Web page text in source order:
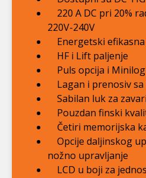
220 A DC pri 20%
220V-240V
Energetski efikasna
HF i Lift paljenje
Puls opcija i
Lagan i prenosiv sa
Sabilan luk za
Pouzdan finski
Četiri memorijska
Opcije daljinskog
nožno upravljanje
LCD u boji za